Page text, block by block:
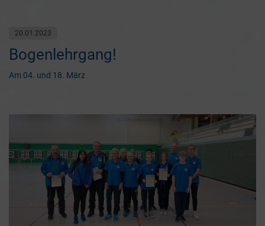
20.01.2023
Bogenlehrgang!
Am 04. und 18. März